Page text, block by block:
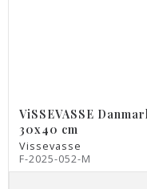
ViSSEVASSE
30x40 cm
Vissevasse
F-2025-052-M